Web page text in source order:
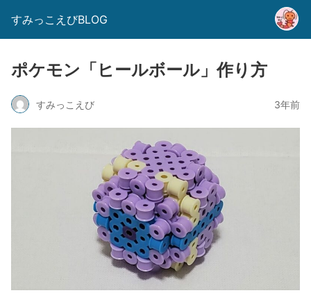
すみっこえびBLOG
ポケモン「ヒールボール」作り方
すみっこえび 3年前